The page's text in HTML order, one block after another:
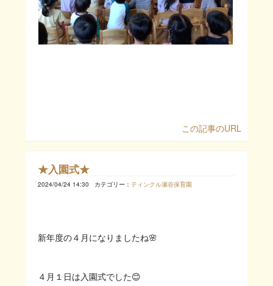
この記事のURL
★入園式★
2024/04/24 14:30 カテゴリー： ティンクル瀬谷保育園
新年度の４月になりましたね🌸
４月１日は入園式でした😊